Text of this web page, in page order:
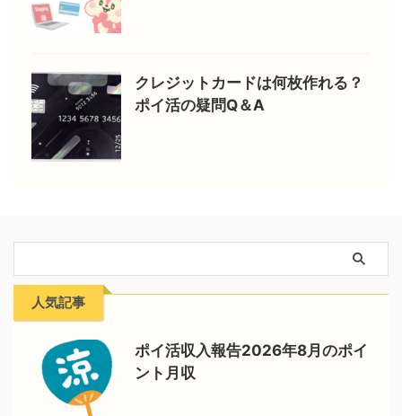
クレジットカードは何枚作れる？
ポイ活の疑問Q＆A
人気記事
ポイ活収入報告2026年8月のポイ
ント月収